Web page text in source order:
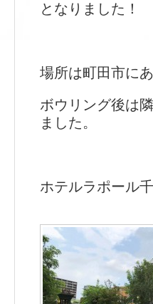
となりました！
場所は町田市に
ボウリング後は
ました。
ホテルラポール